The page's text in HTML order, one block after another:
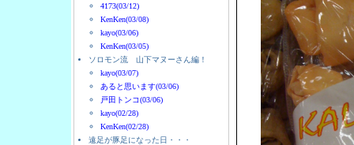
4173(03/12)
KenKen(03/08)
kayo(03/06)
KenKen(03/05)
ソロモン流 山下マヌーさん編！
kayo(03/07)
あると思います(03/06)
戸田トンコ(03/06)
kayo(02/28)
KenKen(02/28)
遠足が豚足になった日・・・